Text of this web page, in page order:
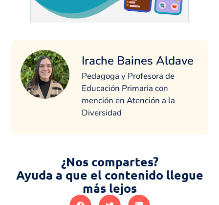
Irache Baines Aldave
Pedagoga y Profesora de
Educación Primaria con
mención en Atención a la
Diversidad
¿Nos compartes?
Ayuda a que el contenido llegue
más lejos